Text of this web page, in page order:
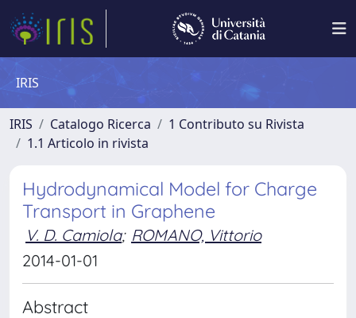
IRIS
IRIS Catalogo Ricerca
1 Contributo su Rivista
1.1 Articolo in rivista
Hydrodynamical Model for Charge
Transport in Graphene
V. D. Camiola; ROMANO, Vittorio
2014-01-01
Abstract